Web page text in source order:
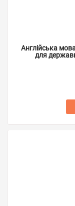
Англійська
для